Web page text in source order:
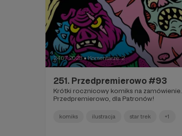
24.07.2023 ● Komentarze: 2
251. Przedpremierowo #93
Krótki rocznicowy komiks na zamówienie.
Przedpremierowo, dla Patronów!
komiks ilustracja star trek +1